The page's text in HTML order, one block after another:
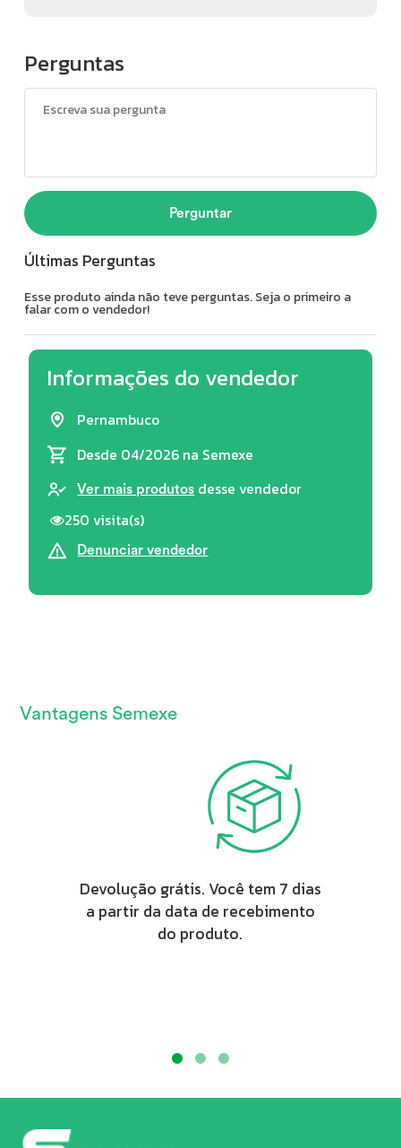
Perguntas
Perguntar
Últimas Perguntas
Esse produto ainda não teve perguntas. Seja o primeiro a
falar com o vendedor!
Informações do vendedor
Pernambuco
Desde 04/2026 na Semexe
Ver mais produtos desse vendedor
250 visita(s)
Denunciar vendedor
Vantagens Semexe
Devolução grátis. Você tem 7 dias
a partir da data de recebimento
do produto.